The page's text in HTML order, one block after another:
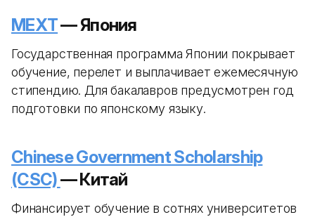
MEXT— Япония
Государственная программа Японии покрывает
обучение, перелет и выплачивает ежемесячную
стипендию. Для бакалавров предусмотрен год
подготовки по японскому языку.
Chinese Government Scholarship
(CSC)— Китай
Финансирует обучение в сотнях университетов